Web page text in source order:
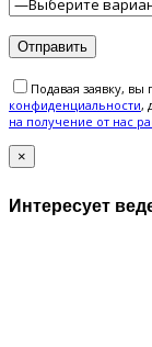
Подавая заявку,
конфиденциальности,
на получение от нас
×
Интересует